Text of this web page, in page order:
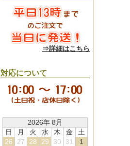
⇒詳細はこちら
対応について
2026年 8月
日
月 火 水 木 金
土
26
27 28 29 30 31
1